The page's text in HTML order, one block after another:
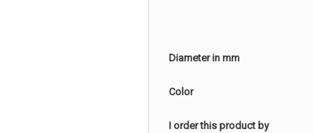
Diameter in mm
Color
I order this product by